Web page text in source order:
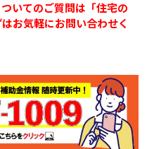
いてのご質問は「住宅の
お気軽にお問い合わせく